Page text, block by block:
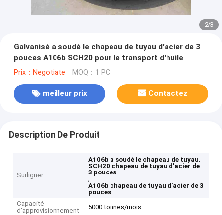
2/3
Galvanisé a soudé le chapeau de tuyau d'acier de 3
pouces A106b SCH20 pour le transport d'huile
Prix：Negotiate MOQ：1 PC
meilleur prix Contactez
Description De Produit
Surligner
A106b a soudé le chapeau de tuyau,
SCH20 chapeau de tuyau d'acier de
3 pouces
,
A106b chapeau de tuyau d'acier de 3
pouces
Capacité
d'approvisionnement
5000 tonnes/mois